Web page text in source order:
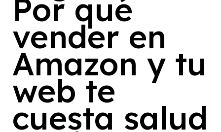
Por qué
vender en
Amazon y tu
web te
cuesta salud